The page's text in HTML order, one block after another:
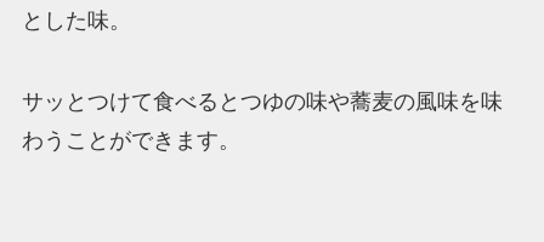
とした味。
サッとつけて食べるとつゆの味や蕎麦の風味を味
わうことができます。